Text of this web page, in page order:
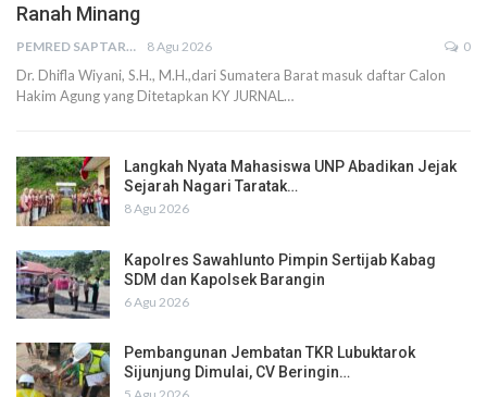
Ranah Minang
PEMRED SAPTARIUS 8 Agu 2026 0
Dr. Dhifla Wiyani, S.H., M.H.,dari Sumatera Barat masuk daftar Calon
Hakim Agung yang Ditetapkan KY JURNAL…
Langkah Nyata Mahasiswa UNP Abadikan Jejak
Sejarah Nagari Taratak…
8 Agu 2026
Kapolres Sawahlunto Pimpin Sertijab Kabag
SDM dan Kapolsek Barangin
6 Agu 2026
Pembangunan Jembatan TKR Lubuktarok
Sijunjung Dimulai, CV Beringin…